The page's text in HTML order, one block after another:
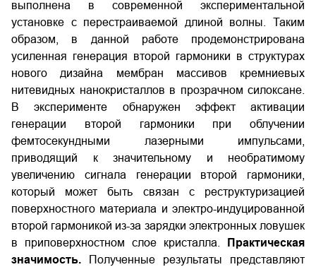
выполнена в современной экспериментальной
установке с перестраиваемой длиной волны. Таким
образом, в данной работе продемонстрирована
усиленная генерация второй гармоники в структурах
нового дизайна мембран массивов кремниевых
нитевидных нанокристаллов в прозрачном силоксане.
В эксперименте обнаружен эффект активации
генерации второй гармоники при облучении
фемтосекундными лазерными импульсами,
приводящий к значительному и необратимому
увеличению сигнала генерации второй гармоники,
который может быть связан с реструктуризацией
поверхностного материала и электро-индуцированной
второй гармоникой из-за зарядки электронных ловушек
в приповерхностном слое кристалла.
Практическая
значимость.
Полученные результаты представляют